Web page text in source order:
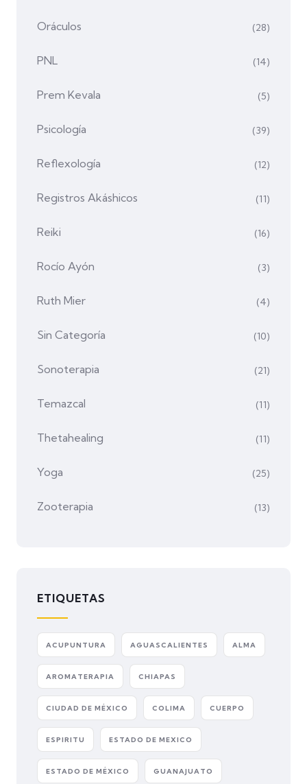
Oráculos (28)
PNL (14)
Prem Kevala (5)
Psicología (39)
Reflexología (12)
Registros Akáshicos (11)
Reiki (16)
Rocío Ayón (3)
Ruth Mier (4)
Sin Categoría (10)
Sonoterapia (21)
Temazcal (11)
Thetahealing (11)
Yoga (25)
Zooterapia (13)
ETIQUETAS
ACUPUNTURA AGUASCALIENTES ALMA
AROMATERAPIA CHIAPAS
CIUDAD DE MÉXICO COLIMA CUERPO
ESPIRITU ESTADO DE MEXICO
ESTADO DE MÉXICO GUANAJUATO